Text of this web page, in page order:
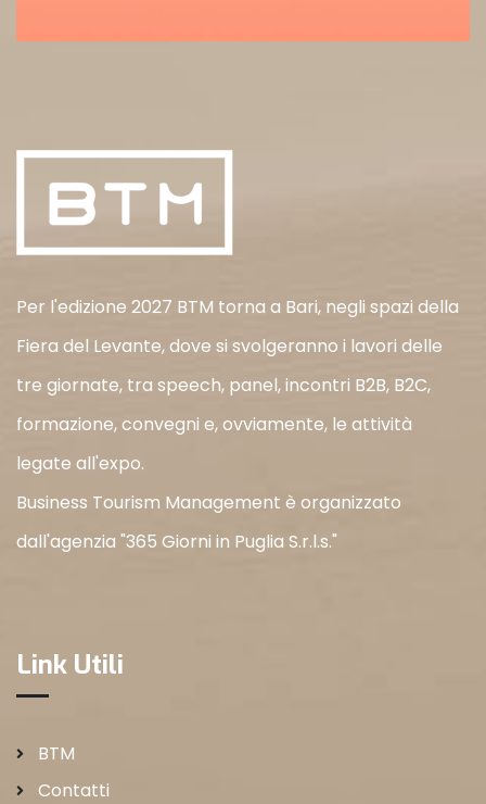
Per l'edizione 2027 BTM torna a Bari, negli spazi della
Fiera del Levante, dove si svolgeranno i lavori delle
tre giornate, tra speech, panel, incontri B2B, B2C,
formazione, convegni e, ovviamente, le attività
legate all'expo.
Business Tourism Management è organizzato
dall'agenzia "365 Giorni in Puglia S.r.l.s."
Link Utili
BTM
Contatti